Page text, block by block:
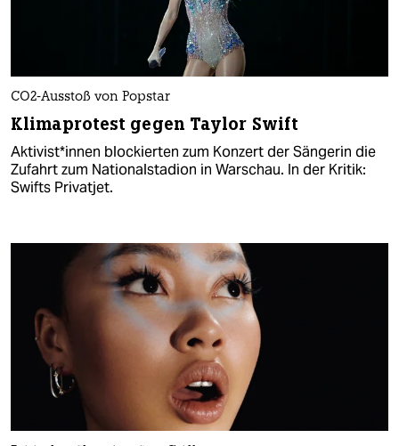
CO2-Ausstoß von Popstar
Klimaprotest gegen Taylor Swift
Ak­ti­vis­t*in­nen blockierten zum Konzert der Sängerin die
Zufahrt zum Nationalstadion in Warschau. In der Kritik:
Swifts Privatjet.